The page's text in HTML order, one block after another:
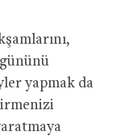
yapmak da